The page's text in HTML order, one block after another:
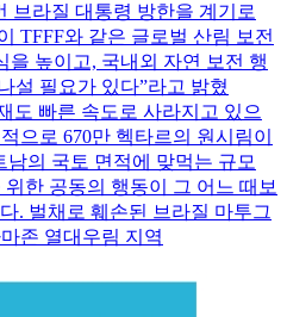
브라질 대통령 방한을 계기로
TFFF와 같은 글로벌 산림 보전
을 높이고, 국내외 자연 보전 행
설 필요가 있다”라고 밝혔
도 빠른 속도로 사라지고 있으
으로 670만 헥타르의 원시림이
남의 국토 면적에 맞먹는 규모
한 공동의 행동이 그 어느 때보
. 벌채로 훼손된 브라질 마투그
존 열대우림 지역